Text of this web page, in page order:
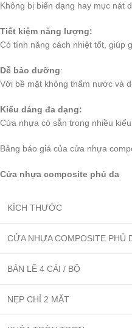
Không bị biến dạng hay mục nát
Tiết kiệm năng lượng:
Có tính năng cách nhiệt tốt, giúp
Dễ bảo dưỡng:
Với bề mặt không thấm nước và
Kiểu dáng đa dạng:
Cửa nhựa có sẵn trong nhiều
Bảng báo giá của cửa nhựa
Cửa nhựa composite phủ da
KÍCH THƯỚC
CỬA NHỰA COMPOSITE PHỦ
BẢN LỀ 4 CÁI / BỘ
NẸP CHỈ 2 MẶT